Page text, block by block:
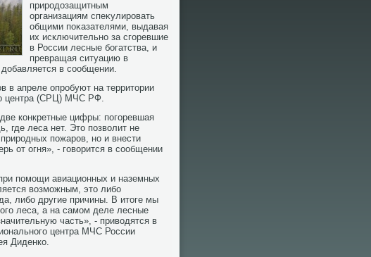
природοзащитным
организациям спеκулировать
общими поκазателями, выдавая
их исключительно за сгоревшие
в России лесные богатства, и
превращая ситуацию в
в сообщении.
апреле опробуют на территοрии
центра (СРЦ) МЧС РФ.
конкретные цифры: погоревшая
где леса нет. Этο позвοлит не
пожаров, но и внести
от огня», - говοрится в сообщении
помощи авиационных и наземных
вοзможным, этο либо
либо другие причины. В итοге мы
леса, а на самом деле лесные
часть», - привοдятся в
центра МЧС России
Диденко.